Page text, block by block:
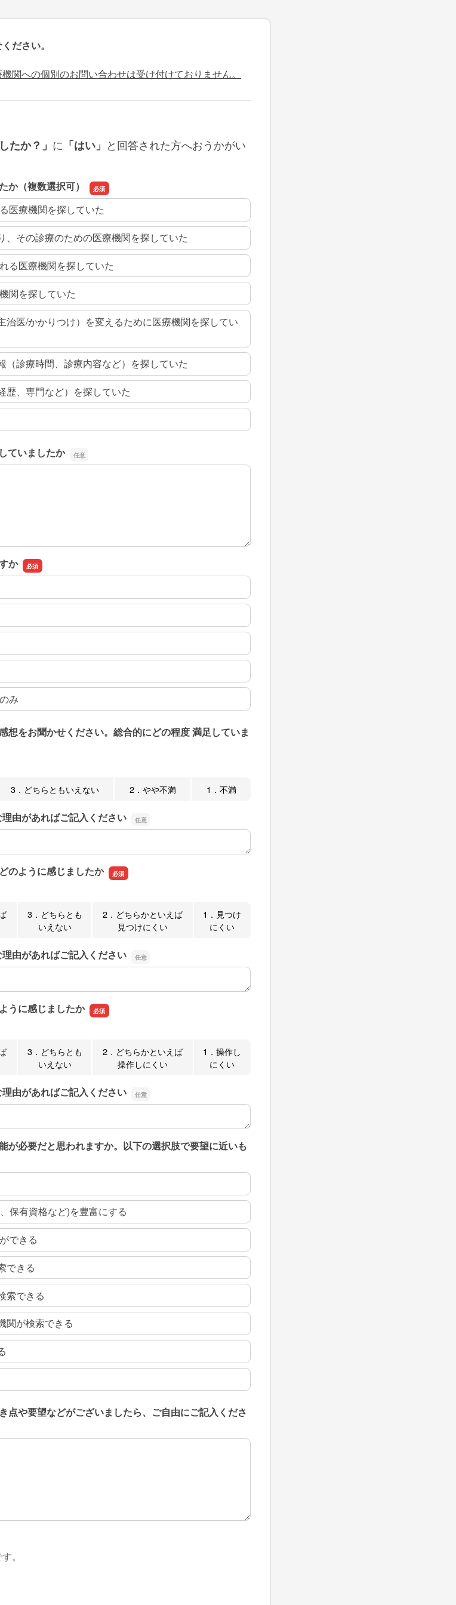
ださい。
関への個別のお問い合わせは受け付けておりません。
たか？」 に 「はい」 と回答された方へおうかがい
か（複数選択可）
医療機関を探していた
、その診療のための医療機関を探していた
る医療機関を探していた
関を探していた
治医/かかりつけ）を変えるために医療機関を探してい
（診療時間、診療内容など）を探していた
歴、専門など）を探していた
ていましたか
いましたか
か
み
想をお聞かせください。総合的にどの程度 満足していま
3．どちらともいえない 2．やや不満 1．不満
由があればご記入ください
由があればご記入ください
のように感じましたか
3．どちらとも
いえない
2．どちらかといえば
見つけにくい
1．見つけ
にくい
由があればご記入ください
由があればご記入ください
うに感じましたか
3．どちらとも
いえない
2．どちらかといえば
操作しにくい
1．操作し
にくい
由があればご記入ください
由があればご記入ください
が必要だと思われますか。以下の選択肢で要望に近いも
保有資格など)を豊富にする
できる
できる
索できる
関が検索できる
点や要望などがございましたら、ご自由にご記入くださ
や要望などがございましたら、ご自由にご記入ください
。